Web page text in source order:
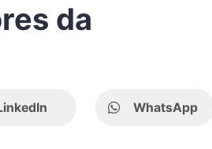
da
WhatsApp